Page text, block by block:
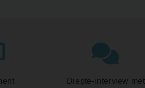
Diepte-interview met